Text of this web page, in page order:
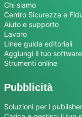
Chi siamo
Centro Sicurezza e
Aiuto e supporto
Lavoro
Linee guida editoriali
Aggiungi il tuo
Strumenti online
Pubblicità
Soluzioni per i publisher